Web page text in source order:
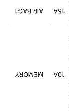
AIR BAG1 15A
MEMORY 10A